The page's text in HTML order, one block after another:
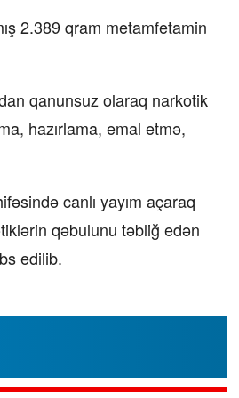
2.389 qram metamfetamin
qanunsuz olaraq narkotik
hazırlama, emal etmə,
canlı yayım açaraq
qəbulunu təbliğ edən
edilib.
bağışla məni,